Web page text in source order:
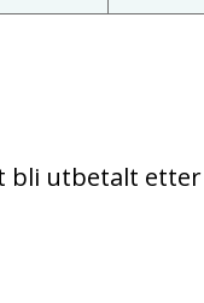
bli utbetalt